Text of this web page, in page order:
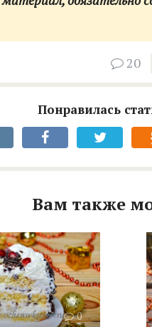
20
Понравилась
Вам также
0